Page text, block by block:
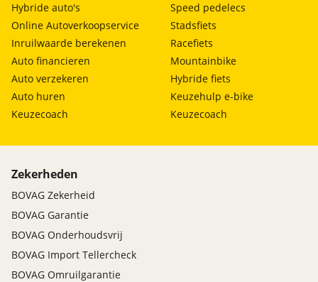
Hybride auto's
Online Autoverkoopservice
Inruilwaarde berekenen
Auto financieren
Auto verzekeren
Auto huren
Keuzecoach
Speed pedelecs
Stadsfiets
Racefiets
Mountainbike
Hybride fiets
Keuzehulp e-bike
Keuzecoach
Zekerheden
BOVAG Zekerheid
BOVAG Garantie
BOVAG Onderhoudsvrij
BOVAG Import Tellercheck
BOVAG Omruilgarantie